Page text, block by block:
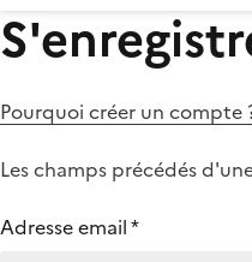
Pourquoi créer un compte
Les champs précédés
Adresse email*